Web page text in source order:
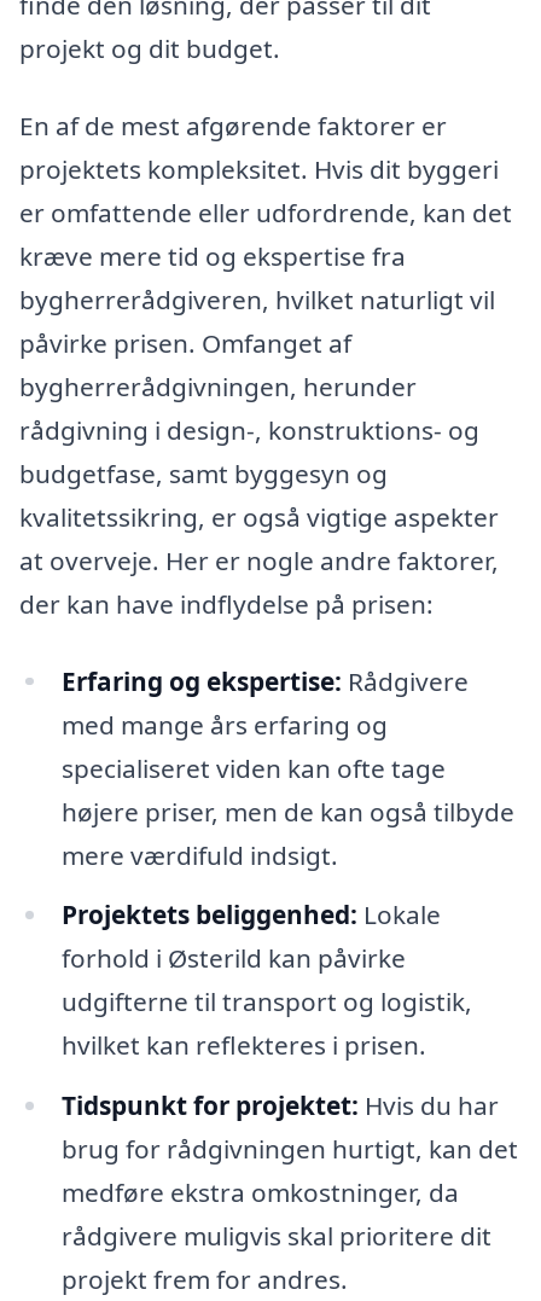
projekt og dit budget.
En af de mest afgørende faktorer er
projektets kompleksitet. Hvis dit byggeri
er omfattende eller udfordrende, kan det
kræve mere tid og ekspertise fra
bygherrerådgiveren, hvilket naturligt vil
påvirke prisen. Omfanget af
bygherrerådgivningen, herunder
rådgivning i design-, konstruktions- og
budgetfase, samt byggesyn og
kvalitetssikring, er også vigtige aspekter
at overveje. Her er nogle andre faktorer,
der kan have indflydelse på prisen:
Erfaring og ekspertise: Rådgivere
med mange års erfaring og
specialiseret viden kan ofte tage
højere priser, men de kan også tilbyde
mere værdifuld indsigt.
Projektets beliggenhed: Lokale
forhold i Østerild kan påvirke
udgifterne til transport og logistik,
hvilket kan reflekteres i prisen.
Tidspunkt for projektet: Hvis du har
brug for rådgivningen hurtigt, kan det
medføre ekstra omkostninger, da
rådgivere muligvis skal prioritere dit
projekt frem for andres.